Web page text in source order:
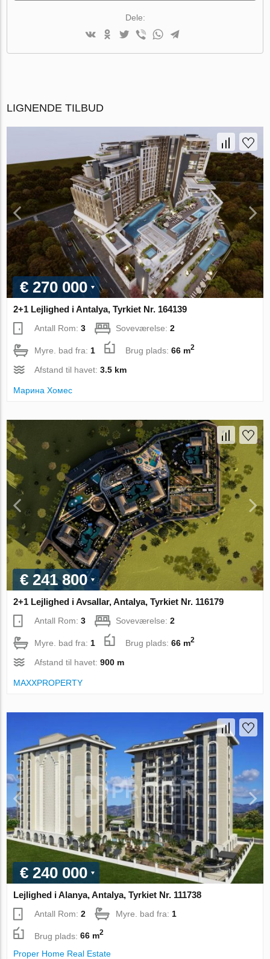
Dele:
LIGNENDE TILBUD
€ 270 000
2+1 Lejlighed i Antalya, Tyrkiet Nr. 164139
Antall Rom:3 Soveværelse:2
Myre. bad fra: 1 Brug plads:66 m2
Afstand til havet:3.5 km
Марина Хомес
€ 241 800
2+1 Lejlighed i Avsallar, Antalya, Tyrkiet Nr. 116179
Antall Rom:3 Soveværelse:2
Myre. bad fra: 1 Brug plads:66 m2
Afstand til havet:900 m
MAXXPROPERTY
€ 240 000
Lejlighed i Alanya, Antalya, Tyrkiet Nr. 111738
Antall Rom:2 Myre. bad fra: 1
Brug plads:66 m2
Proper Home Real Estate